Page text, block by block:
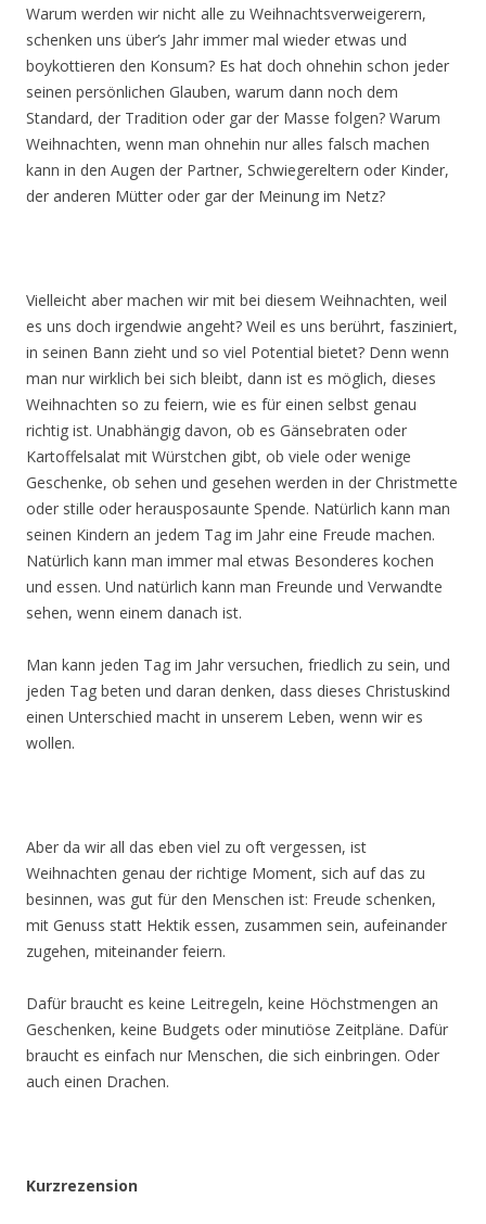
Warum werden wir nicht alle zu Weihnachtsverweigerern,
schenken uns über’s Jahr immer mal wieder etwas und
boykottieren den Konsum? Es hat doch ohnehin schon jeder
seinen persönlichen Glauben, warum dann noch dem
Standard, der Tradition oder gar der Masse folgen? Warum
Weihnachten, wenn man ohnehin nur alles falsch machen
kann in den Augen der Partner, Schwiegereltern oder Kinder,
der anderen Mütter oder gar der Meinung im Netz?
Vielleicht aber machen wir mit bei diesem Weihnachten, weil
es uns doch irgendwie angeht? Weil es uns berührt, fasziniert,
in seinen Bann zieht und so viel Potential bietet? Denn wenn
man nur wirklich bei sich bleibt, dann ist es möglich, dieses
Weihnachten so zu feiern, wie es für einen selbst genau
richtig ist. Unabhängig davon, ob es Gänsebraten oder
Kartoffelsalat mit Würstchen gibt, ob viele oder wenige
Geschenke, ob sehen und gesehen werden in der Christmette
oder stille oder herausposaunte Spende. Natürlich kann man
seinen Kindern an jedem Tag im Jahr eine Freude machen.
Natürlich kann man immer mal etwas Besonderes kochen
und essen. Und natürlich kann man Freunde und Verwandte
sehen, wenn einem danach ist.
Man kann jeden Tag im Jahr versuchen, friedlich zu sein, und
jeden Tag beten und daran denken, dass dieses Christuskind
einen Unterschied macht in unserem Leben, wenn wir es
wollen.
Aber da wir all das eben viel zu oft vergessen, ist
Weihnachten genau der richtige Moment, sich auf das zu
besinnen, was gut für den Menschen ist: Freude schenken,
mit Genuss statt Hektik essen, zusammen sein, aufeinander
zugehen, miteinander feiern.
Dafür braucht es keine Leitregeln, keine Höchstmengen an
Geschenken, keine Budgets oder minutiöse Zeitpläne. Dafür
braucht es einfach nur Menschen, die sich einbringen. Oder
auch einen Drachen.
Kurzrezension